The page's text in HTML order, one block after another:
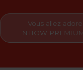
Vous allez
NHOW